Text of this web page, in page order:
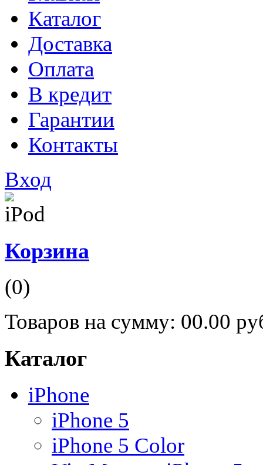
Каталог
Доставка
Оплата
В кредит
Гарантии
Контакты
Вход
Корзина
(0)
Товаров на сумму: 00.00
Каталог
iPhone
iPhone 5
iPhone 5 Color